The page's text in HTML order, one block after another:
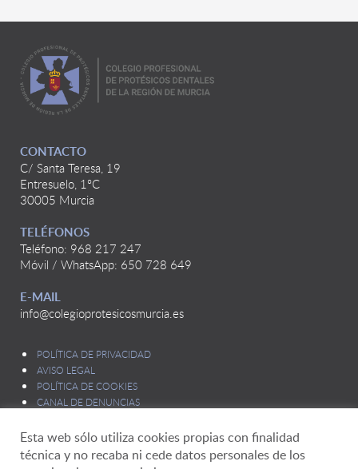
CONTACTO
C/ Santa Teresa, 19
Entresuelo, 1ºC
30005 Murcia
TELÉFONOS
Teléfono: 968 217 247
Móvil / WhatsApp: 650 728 649
E-MAIL
info@colegioprotesicosmurcia.es
POLÍTICA DE PRIVACIDAD
AVISO LEGAL
POLÍTICA DE COOKIES
CANAL DE DENUNCIAS
Esta web sólo utiliza cookies propias con finalidad
técnica y no recaba ni cede datos personales de los